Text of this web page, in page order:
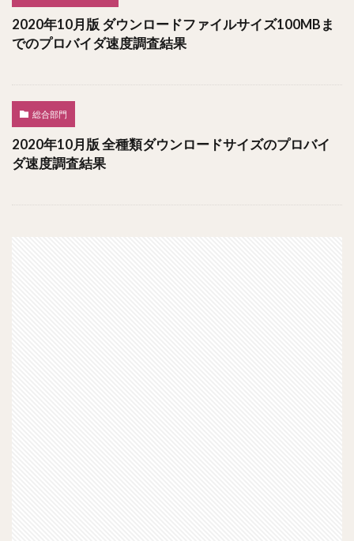
2020年10月版 ダウンロードファイルサイズ100MBま
でのプロバイダ速度調査結果
総合部門
2020年10月版 全種類ダウンロードサイズのプロバイ
ダ速度調査結果